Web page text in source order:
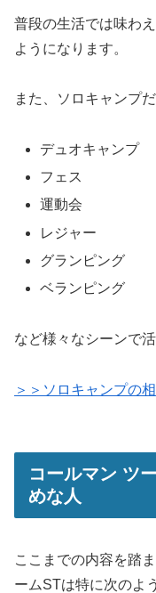
普段の生活では味わ
ようになります。
また、ソロキャンプだ
デュオキャンプ
フェス
運動会
レジャー
グランピング
ベランピング
など様々なシーンで
＞＞ソロキャンプの
コールマン ツ
めな人
ここまでの内容を踏
ームSTは特に次のよ